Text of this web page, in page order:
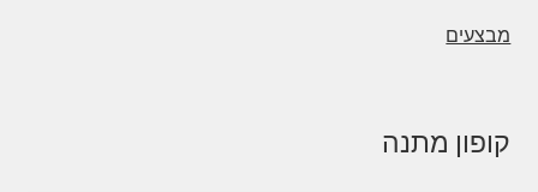
מבצעים
קופון מתנה